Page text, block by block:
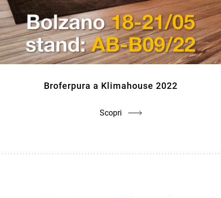
Broferpura a Klimahouse 2022
Scopri